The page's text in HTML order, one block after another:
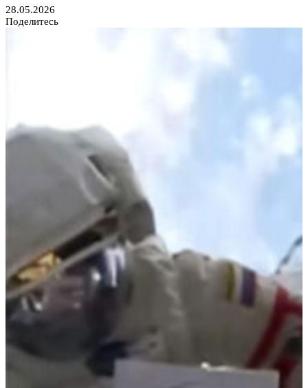
28.05.2026
Поделитесь